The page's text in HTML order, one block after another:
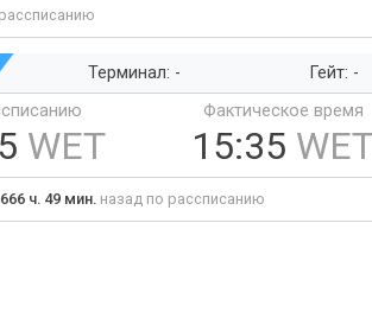
Терминал: -
Гейт: -
WET
Фактическое время
15:35
ч. 49 мин. назад по рассписанию